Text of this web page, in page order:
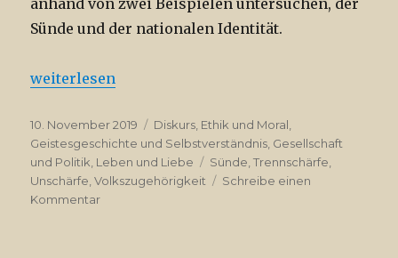
anhand von zwei Beispielen untersuchen, der
Sünde und der nationalen Identität.
„Trennschärfe und Unschärfe“
weiterlesen
Veröffentlicht
am
10. November 2019 Kategorien
Diskurs Ethik und Moral
Geistesgeschichte und Selbstverständnis Gesellschaft
und Politik Leben und Liebe Schlagwörter
Sünde ,Trennschärfe
Unschärfe ,Volkszugehörigkeit
Schreibe einen
Kommentarzu